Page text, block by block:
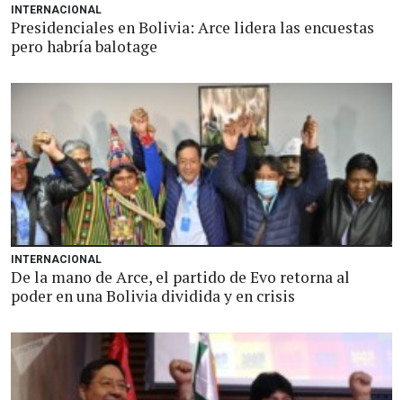
INTERNACIONAL
Presidenciales en Bolivia: Arce lidera las encuestas
pero habría balotage
INTERNACIONAL
De la mano de Arce, el partido de Evo retorna al
poder en una Bolivia dividida y en crisis